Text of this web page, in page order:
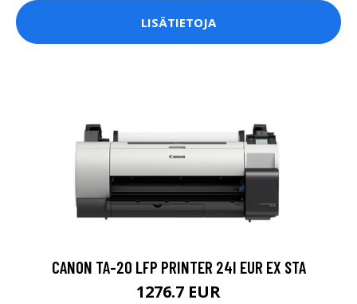
LISÄTIETOJA
CANON TA-20 LFP PRINTER 24I EUR EX STA
1276.7 EUR